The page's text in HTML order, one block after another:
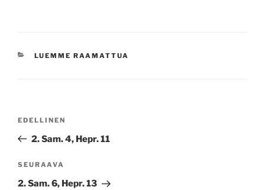
KATEGORIAT
LUEMME RAAMATTUA
Edellinen
artikkeli
EDELLINEN
2. Sam. 4, Hepr. 11
Seuraava
artikkeli
SEURAAVA
2. Sam. 6, Hepr. 13